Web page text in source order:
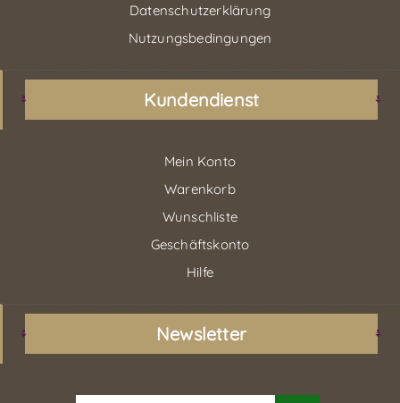
Datenschutzerklärung
Nutzungsbedingungen
Kundendienst
Mein Konto
Warenkorb
Wunschliste
Geschäftskonto
Hilfe
Newsletter